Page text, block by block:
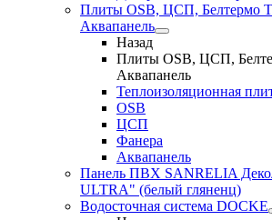
Плиты OSB, ЦСП, Белтермо
Аквапанель
Назад
Плиты OSB, ЦСП,
Аквапанель
Теплоизоляционная
OSB
ЦСП
Фанера
Аквапанель
Панель ПВХ SANRELIA
ULTRA" (белый гляненц)
Водосточная система DOCKE